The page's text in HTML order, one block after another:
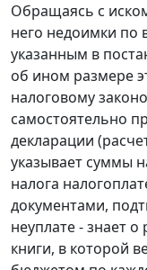
Обращаясь с
него недоимки по
указанным в
об ином размере
налоговому
самостоятельно
декларации
указывает суммы
налога
документами,
неуплате - знает
книги, в которой